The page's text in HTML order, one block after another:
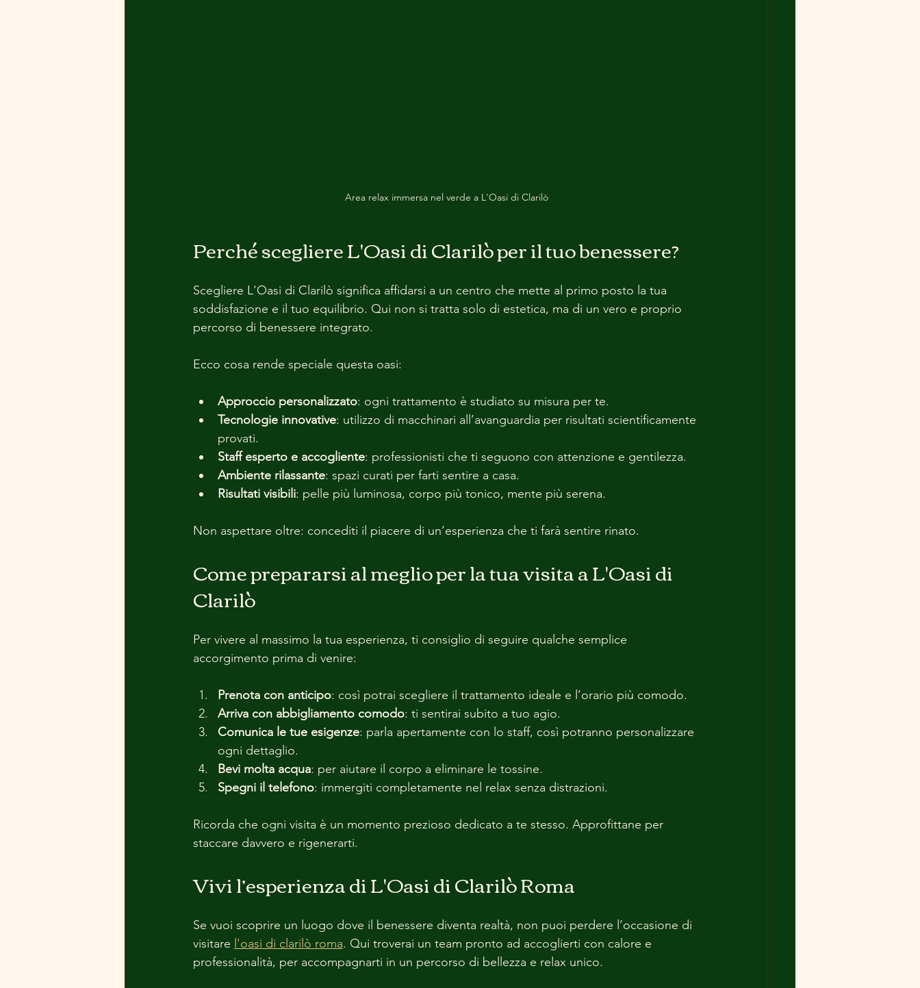
Area relax immersa nel verde a L'Oasi di Clarilò
Perché scegliere L'Oasi di Clarilò per il tuo benessere?
Scegliere L'Oasi di Clarilò significa affidarsi a un centro che mette al primo posto la tua
soddisfazione e il tuo equilibrio. Qui non si tratta solo di estetica, ma di un vero e proprio
percorso di benessere integrato.
Ecco cosa rende speciale questa oasi:
Approccio personalizzato: ogni trattamento è studiato su misura per te.
Tecnologie innovative: utilizzo di macchinari all’avanguardia per risultati scientificamente
provati.
Staff esperto e accogliente: professionisti che ti seguono con attenzione e gentilezza.
Ambiente rilassante: spazi curati per farti sentire a casa.
Risultati visibili: pelle più luminosa, corpo più tonico, mente più serena.
Non aspettare oltre: concediti il piacere di un’esperienza che ti farà sentire rinato.
Come prepararsi al meglio per la tua visita a L'Oasi di
Clarilò
Per vivere al massimo la tua esperienza, ti consiglio di seguire qualche semplice
accorgimento prima di venire:
Prenota con anticipo: così potrai scegliere il trattamento ideale e l’orario più comodo.
Arriva con abbigliamento comodo: ti sentirai subito a tuo agio.
Comunica le tue esigenze: parla apertamente con lo staff, così potranno personalizzare
ogni dettaglio.
Bevi molta acqua: per aiutare il corpo a eliminare le tossine.
Spegni il telefono: immergiti completamente nel relax senza distrazioni.
Ricorda che ogni visita è un momento prezioso dedicato a te stesso. Approfittane per
staccare davvero e rigenerarti.
Vivi l’esperienza di L'Oasi di Clarilò Roma
Se vuoi scoprire un luogo dove il benessere diventa realtà, non puoi perdere l’occasione di
visitare l'oasi di clarilò roma. Qui troverai un team pronto ad accoglierti con calore e
professionalità, per accompagnarti in un percorso di bellezza e relax unico.